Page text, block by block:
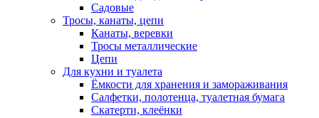
Садовые
Тросы, канаты, цепи
Канаты, веревки
Тросы металлические
Цепи
Для кухни и туалета
Ёмкости для хранения и замораживания
Салфетки, полотенца, туалетная бумага
Скатерти, клеёнки